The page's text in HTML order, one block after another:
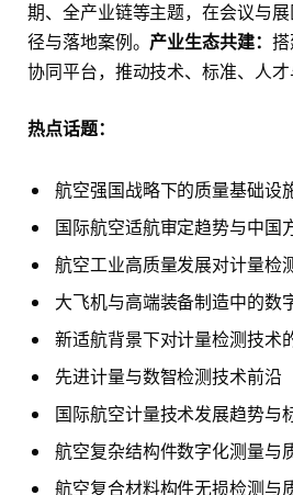
期、全产业链等主题，在会议与
径与落地案例。产业生态共建：
协同平台，推动技术、标准、人才
热点话题：
航空强国战略下的质量基础设
国际航空适航审定趋势与中国
航空工业高质量发展对计量检
大飞机与高端装备制造中的数
新适航背景下对计量检测技术
先进计量与数智检测技术前沿
国际航空计量技术发展趋势与
航空复杂结构件数字化测量与
航空复合材料构件无损检测与